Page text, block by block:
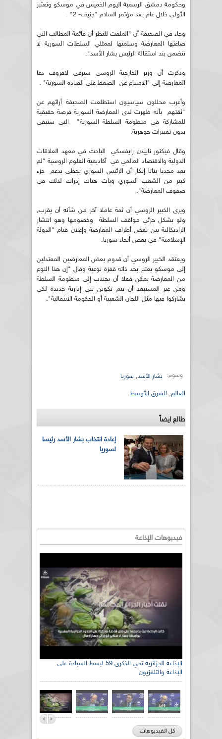
وحكومة دمشق الرسمية اليوم الخميس في موسكو وتعتبر
الأولى خلال عام بعد مؤتمر السلام "جنيف- 2" .
وجاء في الصحيفة أن "الملفت للنظر أن قائمة المطالب التي
صاغتها المعارضة وسلمتها لممثلي السلطات السورية لا
تتضمن بند استقالة الرئيس بشار الأسد".
وذكرت أن وزير الخارجية الروسي سيرغي لافروف دعا
المعارضة إلى "الامتناع عن الضغط على القيادة السورية" .
وأعرب محللون سياسيون استطلعت الصحيفة أرائهم عن
"ثقتهم بأنه ظهرت لدى المعارضة السورية فرصة حقيقية
للمشاركة في منظومة السلطة السورية" التي ستبقى
بدون تغييرات جوهرية.
وقال فيكتور ناييدن رايفسكي الباحث في معهد العلاقات
الدولية والاقتصاد العالمي في أكاديمية العلوم الروسية "لم
يعد مجديا بتاتا إنكار أن الرئيس السوري يحظى بدعم جزء
كبير من الشعب السوري وبات هناك إدراك لذلك في
صفوف المعارضة".
ويرى الخبير الروسي أن ثمة عاملا آخر من شأنه أن يقرب,
ولو بشكل جزئي مواقف السلطة وخصومها وهو انتشار
الراديكالية بين بعض أطراف المعارضة وإعلان قيام "الدولة
الإسلامية" في بعض أنحاء سوريا.
ويعتقد الخبير الروسي أن قدوم بعض المعارضين المعتدلين
إلى موسكو يعتبر بحد ذاته قفزة نوعية وقال "إن هذا النوع
من المعارضة يمكن فعلا أن يجتذب إلى منظومة السلطة
ومن غير المستبعد أن يتم تكوين بنى إدارية جديدة لكي
يشاركوا فيها مثل اللجان الشعبية أو الحكومة الانتقالية".
وسوم: بشار الأسد, سوريا
العالم, الشرق الأوسط
طالع ايضاً
إعادة انتخاب بشار الأسد رئيسا
لسوريا
فيديوهات الإذاعة
الإذاعة الجزائرية تحي الذكرى 59 لبسط السيادة على
الإذاعة والتلفزيون
كل الفيديوهات